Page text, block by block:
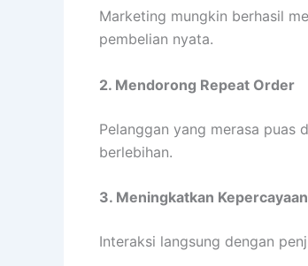
Marketing mungkin berhasil
pembelian nyata.
2. Mendorong Repeat Order
Pelanggan yang merasa puas
berlebihan.
3. Meningkatkan
Interaksi langsung dengan